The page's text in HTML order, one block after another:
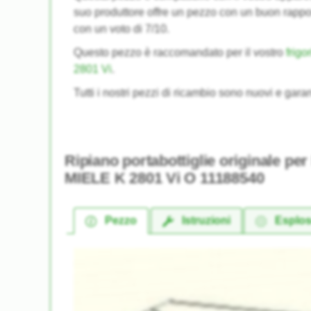
suo produttore offre un pezzo con un buon
con un voto di 7/10.
Questo pezzo è raccomandato per il vostro
2801 Vi.
Tutti i nostri pezzi di ricambio sono nuovi e
Ripiano portabottiglie originale
MIELE K 2801 Vi O 11188540
Pezzo Istruzioni